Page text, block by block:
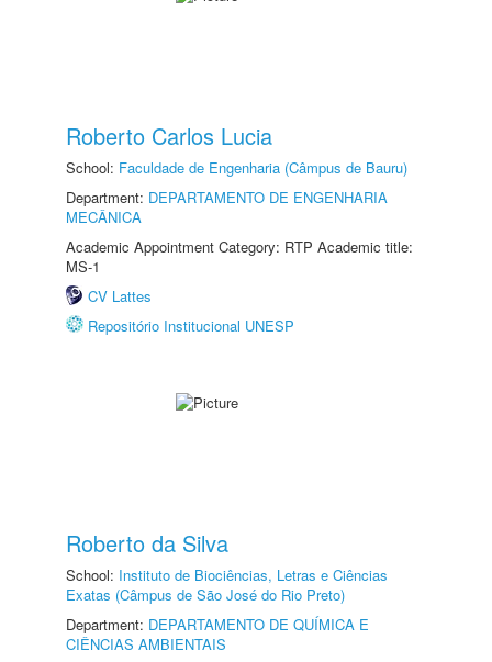
Roberto Carlos Lucia
School: Faculdade de Engenharia (Câmpus de Bauru)
Department: DEPARTAMENTO DE ENGENHARIA
MECÂNICA
Academic Appointment Category: RTP Academic title:
MS-1
CV Lattes
Repositório Institucional UNESP
Roberto da Silva
School: Instituto de Biociências, Letras e Ciências
Exatas (Câmpus de São José do Rio Preto)
Department: DEPARTAMENTO DE QUÍMICA E
CIÊNCIAS AMBIENTAIS